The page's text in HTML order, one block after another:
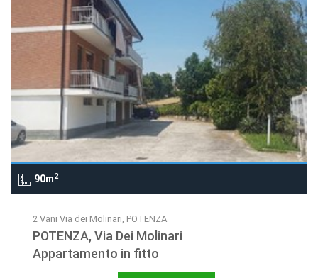
90m2
2 Vani Via dei Molinari, POTENZA
POTENZA, Via Dei Molinari
Appartamento in fitto